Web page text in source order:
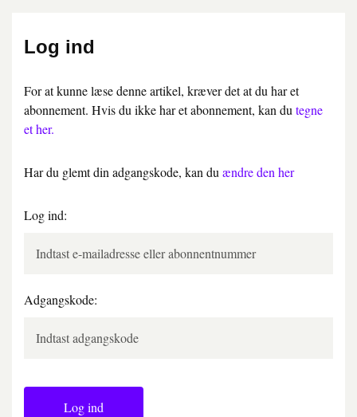
Log ind
For at kunne læse denne artikel, kræver det at du har et
abonnement. Hvis du ikke har et abonnement, kan dutegne
et her.
Har du glemt din adgangskode, kan duændre den her
Log ind:
Adgangskode:
Log ind